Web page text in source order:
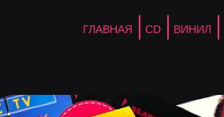
ГЛАВНАЯ CD ВИНИЛ